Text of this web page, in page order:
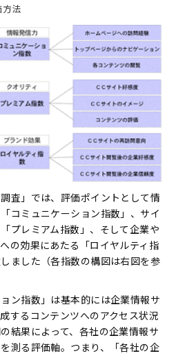
法
調査」では、評価ポイントとして情
コミュニケーション指数」、サイ
プレミアム指数」、そして企業や
の効果にあたる「ロイヤルティ指
ました（各指数の構図は右図を参
ョン指数」は基本的には企業情報サ
するコンテンツへのアクセス状況
結果によって、各社の企業情報サ
測る評価軸。つまり、「各社の企